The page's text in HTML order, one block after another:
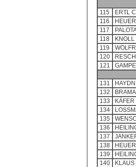
115 ERTL
116
117
118
119
120
121
131
132
133
134
135
136
137
138
139
140